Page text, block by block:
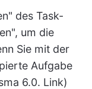
des Task-
um die
Sie mit der
Aufgabe
6.0. Link)